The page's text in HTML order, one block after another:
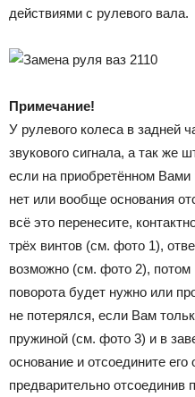
действиями с рулевого вала.
Примечание!
У рулевого колеса в задней
звукового сигнала, а так же
если на приобретённом Вами
нет или вообще основания
всё это перенесите,
трёх винтов (см. фото 1),
возможно (см. фото 2),
поворота будет нужно или
не потерялся, если Вам
пружиной (см. фото 3) и в
основание и отсоедините его
предварительно отсоединив